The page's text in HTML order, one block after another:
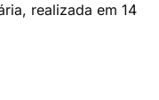
realizada em 14